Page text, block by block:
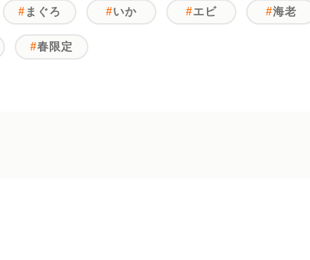
まぐろ いか エビ 海老
春限定